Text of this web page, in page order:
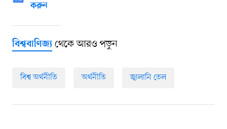
করুন
বিশ্ববাণিজ্যথেকে আরও পড়ুন
বিশ্ব অর্থনীতি অর্থনীতি জ্বালানি তেল